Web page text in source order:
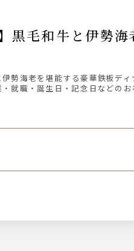
勢海老を堪能する豪華鉄板ディ
就職・誕生日・記念日などのお